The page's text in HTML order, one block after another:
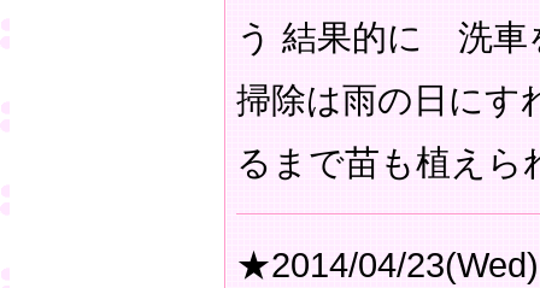
う 結果的に 洗車
掃除は雨の日に
るまで苗も植えら
★2014/04/23(Wed)